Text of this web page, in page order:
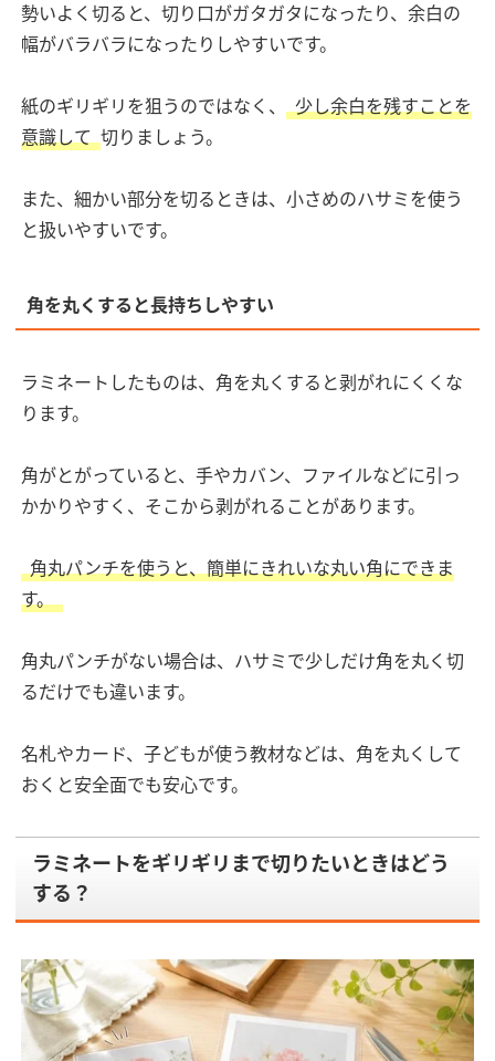
勢いよく切ると、切り口がガタガタになったり、余白の
幅がバラバラになったりしやすいです。
紙のギリギリを狙うのではなく、
少し余白を残すことを
意識して 切りましょう。
また、細かい部分を切るときは、小さめのハサミを使う
と扱いやすいです。
角を丸くすると長持ちしやすい
ラミネートしたものは、角を丸くすると剥がれにくくな
ります。
角がとがっていると、手やカバン、ファイルなどに引っ
かかりやすく、そこから剥がれることがあります。
角丸パンチを使うと、簡単にきれいな丸い角にできま
す。
角丸パンチがない場合は、ハサミで少しだけ角を丸く切
るだけでも違います。
名札やカード、子どもが使う教材などは、角を丸くして
おくと安全面でも安心です。
ラミネートをギリギリまで切りたいときはどう
する？